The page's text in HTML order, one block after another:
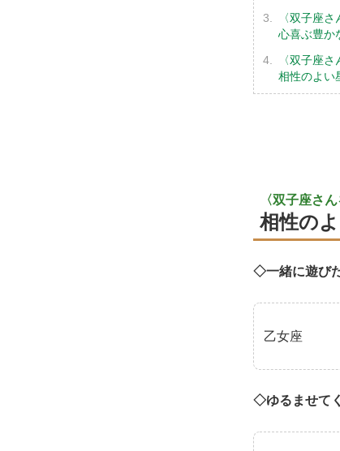
〈双子座
心喜ぶ豊か
〈双子座さ
相性のよい
〈双子座さ
相性の
◇一緒に遊び
乙女座
◇ゆるませて